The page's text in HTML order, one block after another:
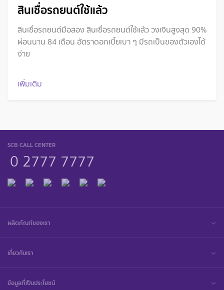
สินเชื่อรถยนต์ใช้แล้ว
สินเชื่อรถยนต์มือสอง สินเชื่อรถยนต์ใช้แล้ว วงเงินสูงสุด 90%
ผ่อนนาน 84 เดือน อัตราดอกเบี้ยเบา ๆ มีรถเป็นของตัวเองได้
ง่าย
เพิ่มเติม
SCB CALL CENTER
0 2777 7777
ผลิตภัณฑ์ของเรา
เกี่ยวกับเรา
ข้อมูลที่เป็นประโยชน์